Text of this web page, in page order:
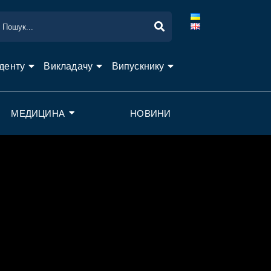
Викладачу Випускнику
МЕДИЦИНА НОВИНИ